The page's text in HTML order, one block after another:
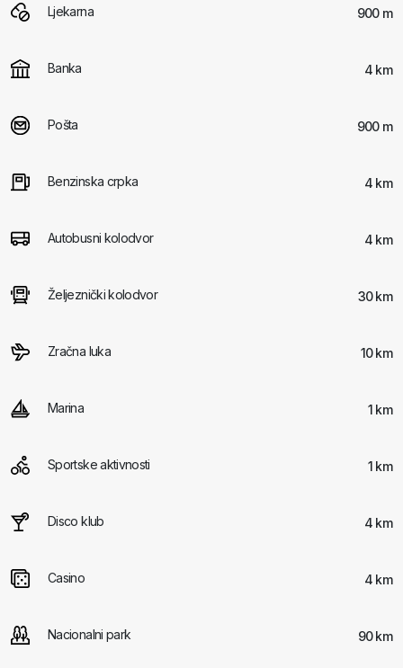
Ljekarna 900 m
Banka 4 km
Pošta 900 m
Benzinska crpka 4 km
Autobusni kolodvor 4 km
Željeznički kolodvor 30 km
Zračna luka 10 km
Marina 1 km
Sportske aktivnosti 1 km
Disco klub 4 km
Casino 4 km
Nacionalni park 90 km